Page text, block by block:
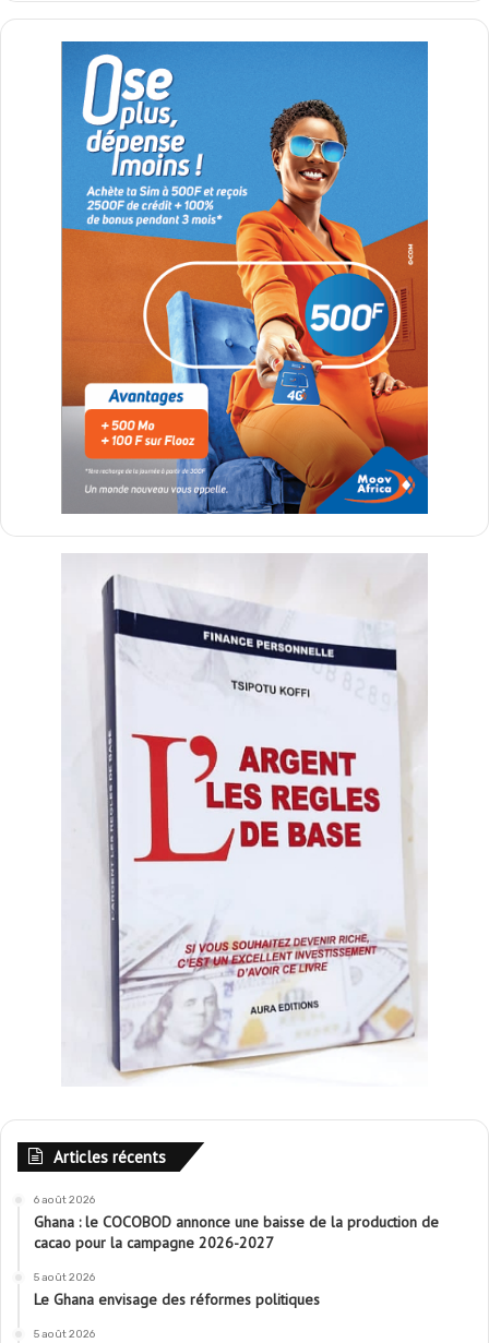
Articles récents
6 août 2026
Ghana : le COCOBOD annonce une baisse de la production de
cacao pour la campagne 2026-2027
5 août 2026
Le Ghana envisage des réformes politiques
5 août 2026